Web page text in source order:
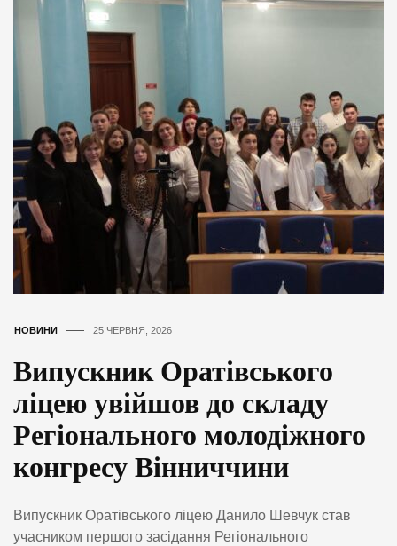
НОВИНИ 25 ЧЕРВНЯ, 2026
Випускник Оратівського
ліцею увійшов до складу
Регіонального молодіжного
конгресу Вінниччини
Випускник Оратівського ліцею Данило Шевчук став
учасником першого засідання Регіонального